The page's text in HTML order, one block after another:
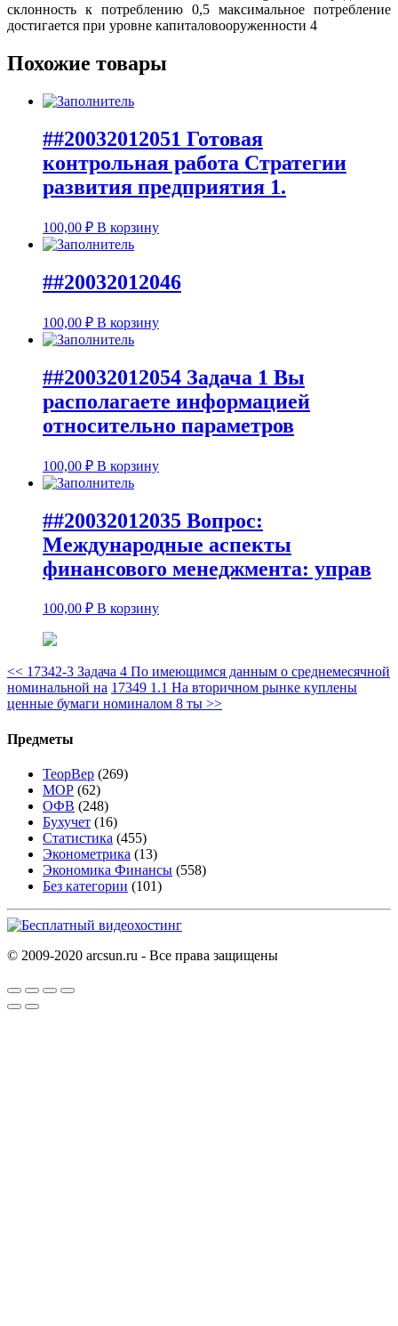
склонность к потреблению 0,5 максимальное потребление
достигается при уровне капиталовооруженности 4
Похожие товары
##20032012051 Готовая
контрольная работа Стратегии
развития предприятия 1.
100,00 ₽ В корзину
##20032012046
100,00 ₽ В корзину
##20032012054 Задача 1 Вы
располагаете информацией
относительно параметров
100,00 ₽ В корзину
##20032012035 Вопрос:
Международные аспекты
финансового менеджмента: управ
100,00 ₽ В корзину
<< 17342-3 Задача 4 По имеющимся данным о среднемесячной
номинальной на 17349 1.1 На вторичном рынке куплены
ценные бумаги номиналом 8 ты >>
Предметы
ТеорВер (269)
МОР (62)
ОФВ (248)
Бухучет (16)
Статистика (455)
Эконометрика (13)
Экономика Финансы (558)
Без категории (101)
© 2009-2020 arcsun.ru - Все права защищены